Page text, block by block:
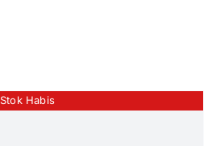
Stok Habis